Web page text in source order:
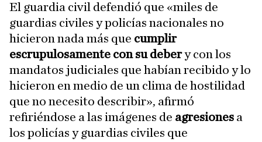
El guardia civil defendió que «miles de
guardias civiles y policías nacionales no
hicieron nada más que cumplir
escrupulosamente con su debery con los
mandatos judiciales que habían recibido y lo
hicieron en medio de un clima de hostilidad
que no necesito describir», afirmó
refiriéndose a las imágenes de agresiones a
los policías y guardias civiles que